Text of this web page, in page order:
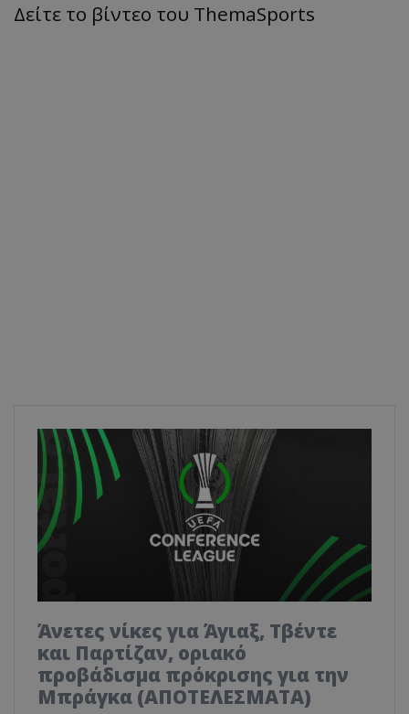
Δείτε το βίντεο του ThemaSports
Άνετες νίκες για Άγιαξ, Τβέντε
και Παρτίζαν, οριακό
προβάδισμα πρόκρισης για την
Μπράγκα (ΑΠΟΤΕΛΕΣΜΑΤΑ)